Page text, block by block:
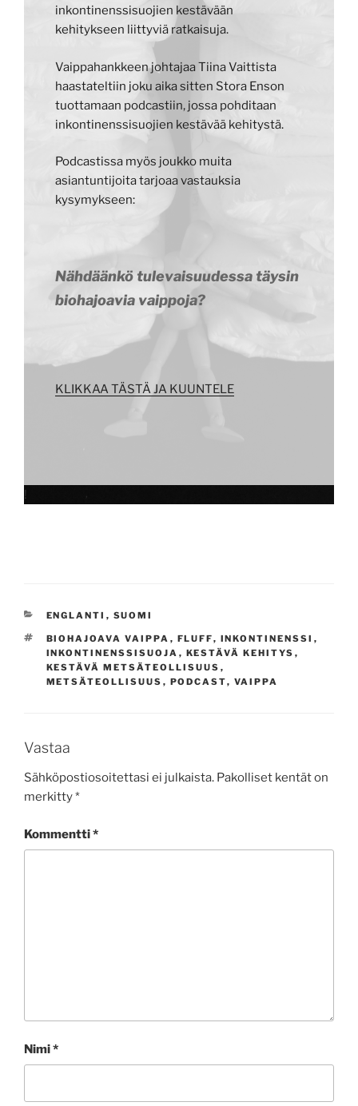
inkontinenssisuojien kestävään
kehitykseen liittyviä ratkaisuja.
Vaippahankkeen johtajaa Tiina Vaittista
haastateltiin joku aika sitten Stora Enson
tuottamaan podcastiin, jossa pohditaan
inkontinenssisuojien kestävää kehitystä.
Podcastissa myös joukko muita
asiantuntijoita tarjoaa vastauksia
kysymykseen:
Nähdäänkö tulevaisuudessa täysin
biohajoavia vaippoja?
KLIKKAA TÄSTÄ JA KUUNTELE
!
KATEGORIAT
ENGLANTI , SUOMI
AVAINSANAT
BIOHAJOAVA VAIPPA , FLUFF, INKONTINENSSI ,
INKONTINENSSISUOJA , KESTÄVÄ KEHITYS ,
KESTÄVÄ METSÄTEOLLISUUS ,
METSÄTEOLLISUUS , PODCAST, VAIPPA
Vastaa
Sähköpostiosoitettasi ei julkaista. Pakolliset kentät on
merkitty*
Kommentti*
Nimi*